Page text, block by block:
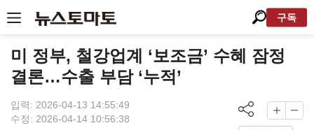
구독
미 정부, 철강업계 ‘보조금’ 수혜 잠정
결론…수출 부담 ‘누적’
입력: 2026-04-13 14:55:49
수정: 2026-04-14 10:56:38